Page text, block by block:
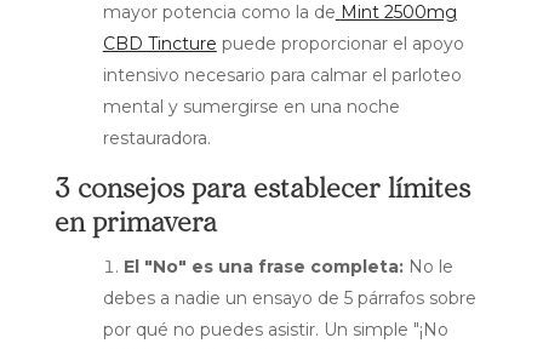
mayor potencia como la de Mint 2500mg
CBD Tincture puede proporcionar el apoyo
intensivo necesario para calmar el parloteo
mental y sumergirse en una noche
restauradora.
3 consejos para establecer límites
en primavera
El "No" es una frase completa:No le
debes a nadie un ensayo de 5 párrafos sobre
por qué no puedes asistir. Un simple "¡No